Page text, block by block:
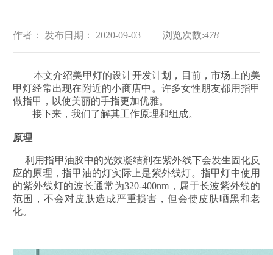
作者： 发布日期： 2020-09-03 浏览次数:478
本文介绍美甲灯的设计开发计划，目前，市场上的美
甲灯经常出现在附近的小商店中。许多女性朋友都用指甲
做指甲，以使美丽的手指更加优雅。
接下来，我们了解其工作原理和组成。
原理
利用指甲油胶中的光效凝结剂在紫外线下会发生固化反
应的原理，指甲油的灯实际上是紫外线灯。指甲灯中使用
的紫外线灯的波长通常为320-400nm，属于长波紫外线的
范围，不会对皮肤造成严重损害，但会使皮肤晒黑和老
化。